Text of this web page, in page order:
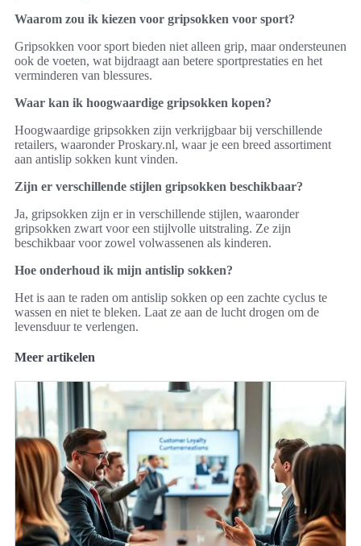
Waarom zou ik kiezen voor gripsokken voor sport?
Gripsokken voor sport bieden niet alleen grip, maar ondersteunen
ook de voeten, wat bijdraagt aan betere sportprestaties en het
verminderen van blessures.
Waar kan ik hoogwaardige gripsokken kopen?
Hoogwaardige gripsokken zijn verkrijgbaar bij verschillende
retailers, waaronder Proskary.nl, waar je een breed assortiment
aan antislip sokken kunt vinden.
Zijn er verschillende stijlen gripsokken beschikbaar?
Ja, gripsokken zijn er in verschillende stijlen, waaronder
gripsokken zwart voor een stijlvolle uitstraling. Ze zijn
beschikbaar voor zowel volwassenen als kinderen.
Hoe onderhoud ik mijn antislip sokken?
Het is aan te raden om antislip sokken op een zachte cyclus te
wassen en niet te bleken. Laat ze aan de lucht drogen om de
levensduur te verlengen.
Meer artikelen